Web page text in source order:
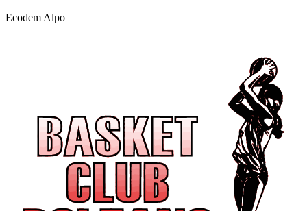
Ecodem Alpo